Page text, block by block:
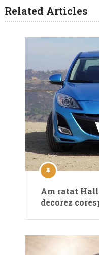
Related Articles
Am ratat
decorez